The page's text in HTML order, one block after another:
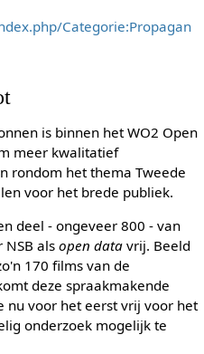
Categorie:Propagan
is binnen het WO2 Open
meer kwalitatief
rondom het thema Tweede
voor het brede publiek.
deel - ongeveer 800 - van
alsopen datavrij. Beeld
170 films van de
deze spraakmakende
nu voor het eerst vrij voor het
onderzoek mogelijk te